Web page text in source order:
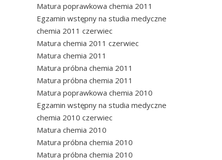
Matura poprawkowa chemia 2011
Egzamin wstępny na studia medyczne
chemia 2011 czerwiec
Matura chemia 2011 czerwiec
Matura chemia 2011
Matura próbna chemia 2011
Matura próbna chemia 2011
Matura poprawkowa chemia 2010
Egzamin wstępny na studia medyczne
chemia 2010 czerwiec
Matura chemia 2010
Matura próbna chemia 2010
Matura próbna chemia 2010